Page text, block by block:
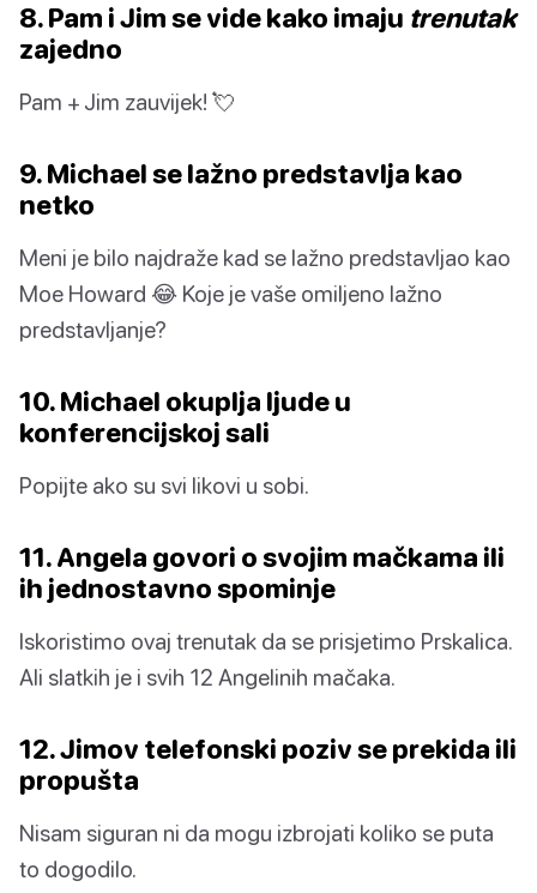
8. Pam i Jim se vide kako imaju trenutak
zajedno
Pam + Jim zauvijek! 💘
9. Michael se lažno predstavlja kao
netko
Meni je bilo najdraže kad se lažno predstavljao kao
Moe Howard 😂 Koje je vaše omiljeno lažno
predstavljanje?
10. Michael okuplja ljude u
konferencijskoj sali
Popijte ako su svi likovi u sobi.
11. Angela govori o svojim mačkama ili
ih jednostavno spominje
Iskoristimo ovaj trenutak da se prisjetimo Prskalica.
Ali slatkih je i svih 12 Angelinih mačaka.
12. Jimov telefonski poziv se prekida ili
propušta
Nisam siguran ni da mogu izbrojati koliko se puta
to dogodilo.